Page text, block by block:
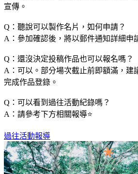
宣傳。
Q：聽說可以製作名片，如何申請？
A：參加確認後，將以郵件通知詳細申
Q：還沒決定投稿作品也可以報名嗎？
A：可以。部分場次截止前即額滿，建
完成作品登錄。
Q：可以看到過往活動紀錄嗎？
A：請參考下方相關報導⭐️
過往活動報導